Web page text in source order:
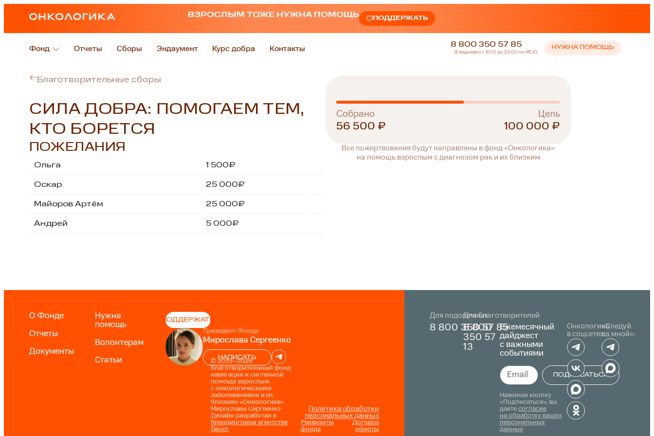
ВЗРОСЛЫМ ТОЖЕ НУЖНА ПОМОЩЬ ПОДДЕРЖАТЬ
Фонд Отчеты Сборы Эндаумент Курс добра Контакты
8 800 350 57 85
(Ежедневно с 8:00 до 22:00 по МСК)
НУЖНА ПОМОЩЬ
Благотворительные сборы
СИЛА ДОБРА: ПОМОГАЕМ ТЕМ,
КТО БОРЕТСЯ
ПОЖЕЛАНИЯ
Ольга 1 500₽
Оскар 25 000₽
Майоров Артём 25 000₽
Андрей 5 000₽
Собрано
56 500 ₽
Цель
100 000 ₽
Все пожертвования будут направлены в фонд «Онкологика»
на помощь взрослым с диагнозом рак и их близким
О Фонде
Отчеты
Документы
Нужна
помощь
Волонтерам
Статьи
ПОДДЕРЖАТЬ
Президент Фонда
Мирослава Сергеенко
НАПИСАТЬ
Дизайн разработан в
брендинговом агентстве
Depot
© 2019–2026
Благотворительный фонд
навигации и системной
помощи взрослым
с онкологическими
заболеваниями и их
близким «Онкологика»
Мирославы Сергеенко
Политика обработки
персональных данных
Договор
оферты
Реквизиты
фонда
Для подопечных
8 800 350 57 85
Для благотворителей
8 800
350 57
13
Ежемесячный
дайджест
с важными
событиями
ПОДПИСАТЬСЯ
Нажимая кнопку
«Подписаться», вы
даете согласие
на обработку ваших
персональных
данных
Онкологика
в соцсетях:
«Следуй
за мной»: